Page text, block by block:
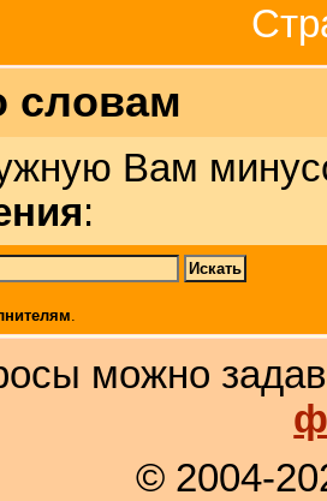
словам
Вам
:
.
можно
© 2004-